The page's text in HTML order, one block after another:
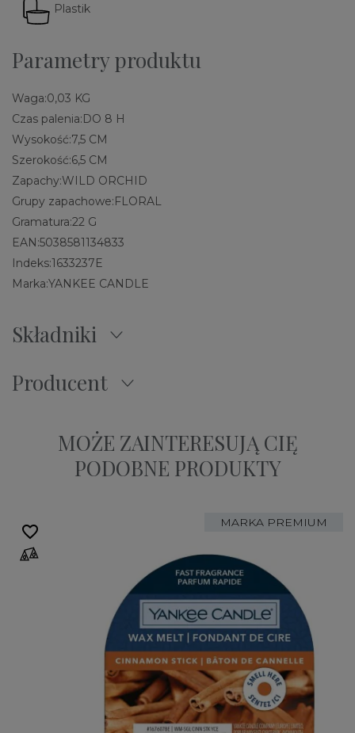
Plastik
Parametry produktu
Waga:0,03 KG
Czas palenia:DO 8 H
Wysokość:7,5 CM
Szerokość:6,5 CM
Zapachy:WILD ORCHID
Grupy zapachowe:FLORAL
Gramatura:22 G
EAN:5038581134833
Indeks:1633237E
Marka:YANKEE CANDLE
Składniki
Producent
MOŻE ZAINTERESUJĄ CIĘ
PODOBNE PRODUKTY
MARKA PREMIUM
favorite_border